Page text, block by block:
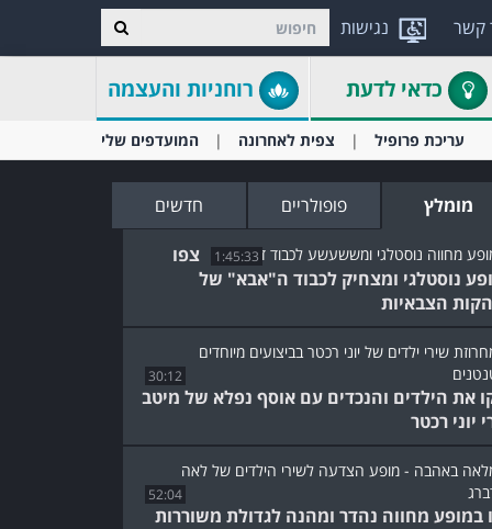
נגישות קשר
כדאי לדעת רוחניות והעצמה
עריכת פרופיל צפית לאחרונה המועדפים שלי
מומלץ פופולריים חדשים
1:45:33
צפו
נוסטלגי ומצחיק לכבוד ה"אבא" של
הצבאיות
30:12
את הילדים והנכדים עם אוסף נפלא של מיטב
יוני רכטר
52:04
במופע מחווה נהדר ומהנה לגדולת משוררות